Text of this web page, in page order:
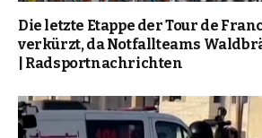
Die letzte Etappe der Tour de
verkürzt, da Notfallteams
| Radsportnachrichten